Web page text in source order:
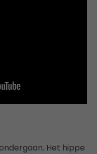
Het hippe